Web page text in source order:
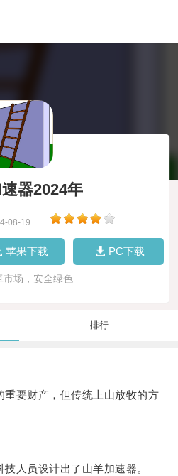
器2024年
08-19
苹果下载 PC下载
市场，安全绿色
排行
要财产，但传统上山放牧的方
人员设计出了山羊加速器。